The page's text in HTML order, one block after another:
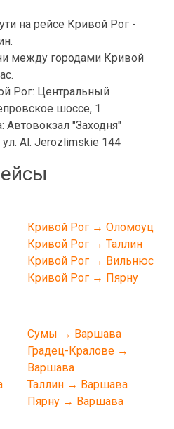
на рейсе Кривой Рог -
между городами Кривой
Рог: Центральный
шоссе, 1
"Заходня"
ул. Al. Jerozlimskie 144
Кривой Рог → Оломоуц
Кривой Рог → Таллин
Кривой Рог → Вильнюс
Кривой Рог → Пярну
Сумы → Варшава
Градец-Кралове →
Варшава
Таллин → Варшава
Пярну → Варшава